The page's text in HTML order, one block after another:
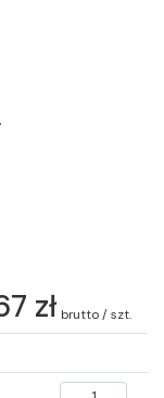
zł brutto / szt.